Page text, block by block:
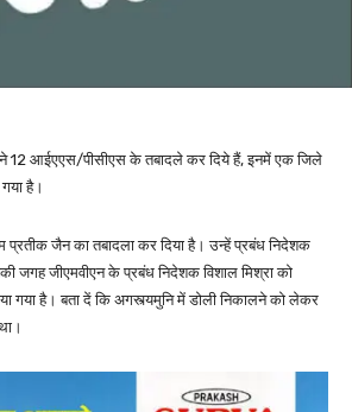
ने 12 आईएएस/पीसीएस के तबादले कर दिये हैं, इनमें एक जिले
है।
प्रतीक जैन का तबादला कर दिया है। उन्हें प्रबंध निदेशक
जगह जीएमवीएन के प्रबंध निदेशक विशाल मिश्रा को
गया है। बता दें कि अगस्त्यमुनि में डोली निकालने को लेकर